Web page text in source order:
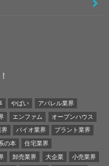
やばい
アパレル業界
エンファム
オープンハウス
界 バイオ業界
プラント業界
の本
住宅業界
卸売業界 大企業 小売業界